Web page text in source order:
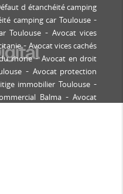
d étanchéité camping
camping car Toulouse
Toulouse
Avocat vices
Avocat vices cachés
rhone
Avocat en droit
Avocat protection
immobilier Toulouse
Balma
Avocat